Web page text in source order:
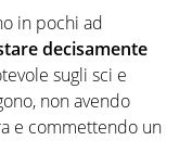
in pochi ad
decisamente
sugli sci e
non avendo
e commettendo un